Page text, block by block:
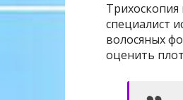
специалист
волосяных
оценить